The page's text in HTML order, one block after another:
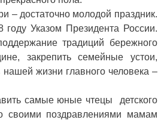
– достаточно молодой праздник.
Указом Президента России.
традиций бережного
закрепить семейные устои,
нашей жизни главного человека –
самые юные чтецы детского
поздравлениями мамам